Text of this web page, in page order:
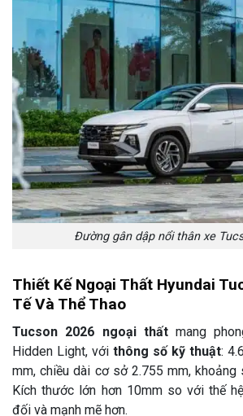
Đường gân dập nổi thân xe
Thiết Kế Ngoại Thất Hyundai
Tế Và Thể Thao
Tucson 2026 ngoại thấtmang
Hidden Light, với thông số kỹ thuật:
mm, chiều dài cơ sở 2.755 mm, khoảng
Kích thước lớn hơn 10mm so với thế
đối và mạnh mẽ hơn.